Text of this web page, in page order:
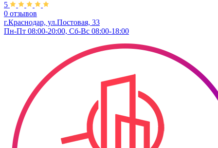
5
0 отзывов
г.Краснодар, ул.​Постовая, 33
Пн-Пт 08:00-20:00, Сб-Вс 08:00-18:00